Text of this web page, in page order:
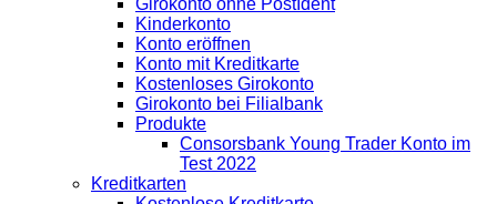
Girokonto ohne PostIdent
Kinderkonto
Konto eröffnen
Konto mit Kreditkarte
Kostenloses Girokonto
Girokonto bei Filialbank
Produkte
Consorsbank Young Trader Konto im
Test 2022
Kreditkarten